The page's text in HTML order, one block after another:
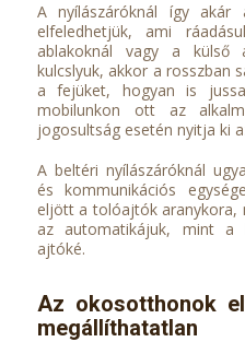
A nyílászáróknál így akár
elfeledhetjük, ami
ablakoknál vagy a külső
kulcslyuk, akkor a rosszban
a fejüket, hogyan is
mobilunkon ott az
jogosultság esetén nyitja ki
A beltéri nyílászáróknál
és kommunikációs
eljött a tolóajtók aranykora,
az automatikájuk, mint a
ajtóké.
Az okosotthonok
megállíthatatlan